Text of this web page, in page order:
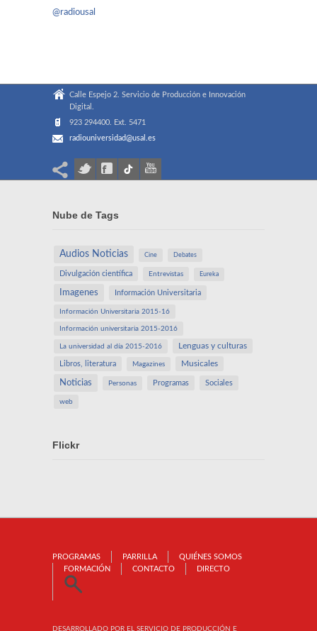
@radiousal
Calle Espejo 2. Servicio de Producción e Innovación
Digital.
923 294400. Ext. 5471
radiouniversidad@usal.es
Nube de Tags
Audios Noticias Cine Debates
Divulgación científica Entrevistas Eureka
Imagenes Información Universitaria
Información Universitaria 2015-16
Información universitaria 2015-2016
La universidad al día 2015-2016 Lenguas y culturas
Libros, literatura Magazines Musicales
Noticias Personas Programas Sociales
web
Flickr
PROGRAMAS PARRILLA
QUIÉNES SOMOS
FORMACIÓN
CONTACTO DIRECTO
DESARROLLADO POR EL SERVICIO DE PRODUCCIÓN E